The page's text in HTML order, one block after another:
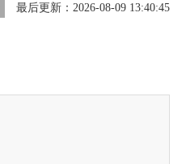
最后更新：2026-08-09 13:40:45